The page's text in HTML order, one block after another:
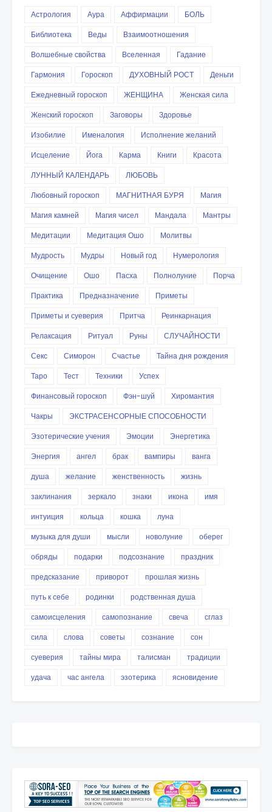
Астрология Аура Аффирмации
БОЛЬ
Библиотека
Веды
Взаимоотношения
Волшебные свойства
Вселенная
Гадание
Гармония
Гороскоп ДУХОВНЫЙ РОСТ
Деньги
Ежедневный гороскоп
ЖЕНЩИНА
Женская сила
Женский гороскоп
Заговоры
Здоровье
Изобилие
Именалогия
Исполнение желаний
Исцеление
Йога Карма Книги
Красота
ЛУННЫЙ КАЛЕНДАРЬ
ЛЮБОВЬ
Любовный гороскоп
МАГНИТНАЯ БУРЯ
Магия
Магия камней
Магия чисел Мандала
Мантры
Медитации
Медитация Ошо
Молитвы
Мудрость
Мудры Новый год
Нумерология
Очищение
Ошо Пасха Полнолуние
Порча
Практика
Предназначение
Приметы
Приметы и суеверия
Притча
Реинкарнация
Релаксация
Ритуал Руны
СЛУЧАЙНОСТИ
Секс
Симорон Счастье
Тайна дня рождения
Таро
Тест Техники
Успех
Финансовый гороскоп
Фэн-шуй
Хиромантия
Чакры
ЭКСТРАСЕНСОРНЫЕ СПОСОБНОСТИ
Эзотерические учения
Эмоции
Энергетика
Энергия
ангел брак вампиры
ванга
душа
желание женственность
жизнь
заклинания
зеркало знаки икона
имя
интуиция
кольца кошка
луна
музыка для души
мысли новолуние
оберег
обряды
подарки подсознание
праздник
предсказание
приворот
прошлая жизнь
путь к себе
родинки
родственная душа
самоисцеления
самопознание свеча
сглаз
сила
слова советы сознание
сон
суеверия
тайны мира талисман
традиции
удача
час ангела эзотерика ясновидение